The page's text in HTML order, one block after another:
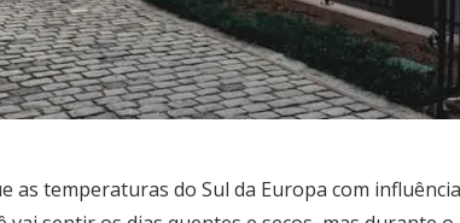
as temperaturas do Sul da Europa com